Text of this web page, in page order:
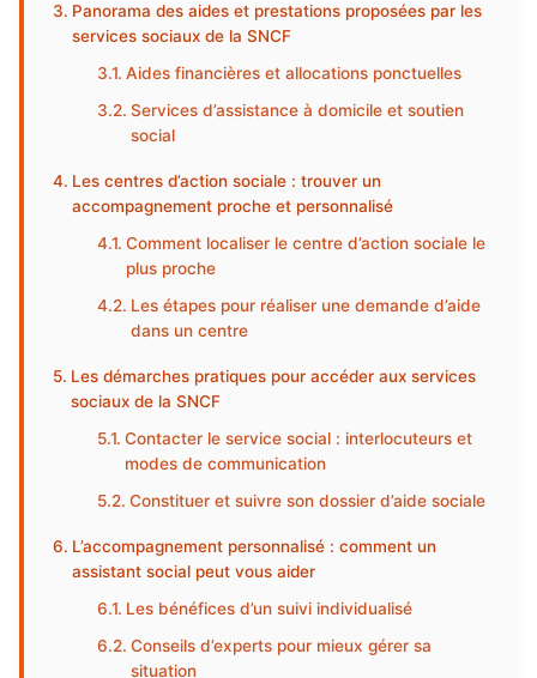
Panorama des aides et prestations proposées par les
services sociaux de la SNCF
Aides financières et allocations ponctuelles
Services d’assistance à domicile et soutien
social
Les centres d’action sociale : trouver un
accompagnement proche et personnalisé
Comment localiser le centre d’action sociale le
plus proche
Les étapes pour réaliser une demande d’aide
dans un centre
Les démarches pratiques pour accéder aux services
sociaux de la SNCF
Contacter le service social : interlocuteurs et
modes de communication
Constituer et suivre son dossier d’aide sociale
L’accompagnement personnalisé : comment un
assistant social peut vous aider
Les bénéfices d’un suivi individualisé
Conseils d’experts pour mieux gérer sa
situation